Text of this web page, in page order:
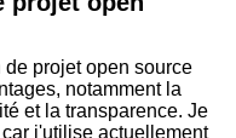
de projet open source
notamment la
et la transparence. Je
j'utilise actuellement